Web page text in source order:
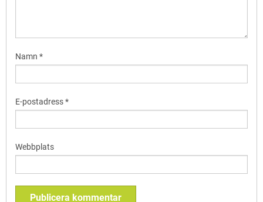
Namn *
E-postadress*
Webbplats